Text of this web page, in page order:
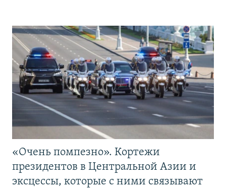
«Очень помпезно». Кортежи
президентов в Центральной Азии и
эксцессы, которые с ними связывают